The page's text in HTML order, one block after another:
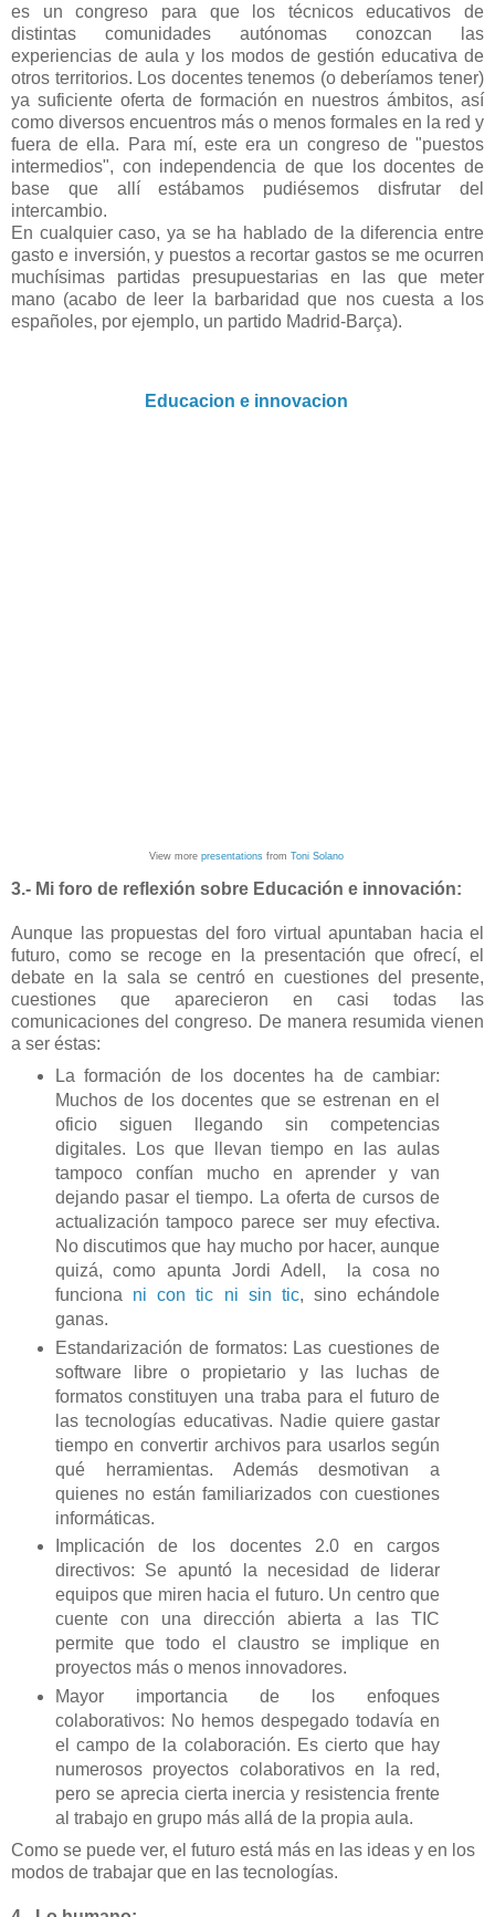
es un congreso para que los técnicos educativos de
distintas comunidades autónomas conozcan las
experiencias de aula y los modos de gestión educativa de
otros territorios. Los docentes tenemos (o deberíamos tener)
ya suficiente oferta de formación en nuestros ámbitos, así
como diversos encuentros más o menos formales en la red y
fuera de ella. Para mí, este era un congreso de "puestos
intermedios", con independencia de que los docentes de
base que allí estábamos pudiésemos disfrutar del
intercambio.
En cualquier caso, ya se ha hablado de la diferencia entre
gasto e inversión, y puestos a recortar gastos se me ocurren
muchísimas partidas presupuestarias en las que meter
mano (acabo de leer la barbaridad que nos cuesta a los
españoles, por ejemplo, un partido Madrid-Barça).
Educacion e innovacion
View more presentationsfrom Toni Solano
3.- Mi foro de reflexión sobre Educación e innovación:
Aunque las propuestas del foro virtual apuntaban hacia el
futuro, como se recoge en la presentación que ofrecí, el
debate en la sala se centró en cuestiones del presente,
cuestiones que aparecieron en casi todas las
comunicaciones del congreso. De manera resumida vienen
a ser éstas:
La formación de los docentes ha de cambiar:
Muchos de los docentes que se estrenan en el
oficio siguen llegando sin competencias
digitales. Los que llevan tiempo en las aulas
tampoco confían mucho en aprender y van
dejando pasar el tiempo. La oferta de cursos de
actualización tampoco parece ser muy efectiva.
No discutimos que hay mucho por hacer, aunque
quizá, como apunta Jordi Adell, la cosa no
funciona ni con tic ni sin tic, sino echándole
ganas.
Estandarización de formatos: Las cuestiones de
software libre o propietario y las luchas de
formatos constituyen una traba para el futuro de
las tecnologías educativas. Nadie quiere gastar
tiempo en convertir archivos para usarlos según
qué herramientas. Además desmotivan a
quienes no están familiarizados con cuestiones
informáticas.
Implicación de los docentes 2.0 en cargos
directivos: Se apuntó la necesidad de liderar
equipos que miren hacia el futuro. Un centro que
cuente con una dirección abierta a las TIC
permite que todo el claustro se implique en
proyectos más o menos innovadores.
Mayor importancia de los enfoques
colaborativos: No hemos despegado todavía en
el campo de la colaboración. Es cierto que hay
numerosos proyectos colaborativos en la red,
pero se aprecia cierta inercia y resistencia frente
al trabajo en grupo más allá de la propia aula.
Como se puede ver, el futuro está más en las ideas y en los
modos de trabajar que en las tecnologías.